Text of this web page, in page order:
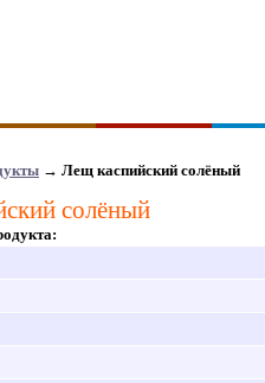
→ Лещ каспийский солёный
солёный